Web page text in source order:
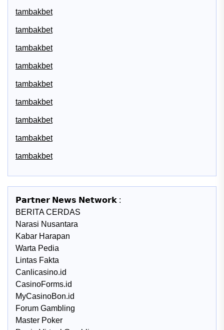
tambakbet
tambakbet
tambakbet
tambakbet
tambakbet
tambakbet
tambakbet
tambakbet
tambakbet
𝗣𝗮𝗿𝘁𝗻𝗲𝗿 𝗡𝗲𝘄𝘀 𝗡𝗲𝘁𝘄𝗼𝗿𝗸 :
BERITA CERDAS
Narasi Nusantara
Kabar Harapan
Warta Pedia
Lintas Fakta
Canlicasino.id
CasinoForms.id
MyCasinoBon.id
Forum Gambling
Master Poker